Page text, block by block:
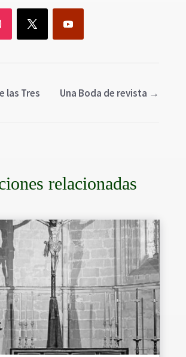
las Tres Una Boda de revista →
relacionadas